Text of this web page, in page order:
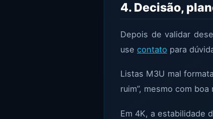
4. Decisão,
Depois de validar
use contato para
Listas M3U mal
ruim”, mesmo com boa
Em 4K, a estabilidade